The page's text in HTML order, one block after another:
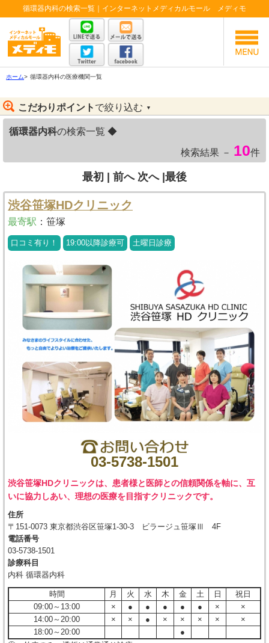
循環器内科の検索一覧｜インターネットメディカルモール メディモ
ホーム> 循環器内科の医療機関一覧
こだわりポイント で絞り込む ▼
循環器内科の検索一覧 ◆
検索結果 － 10件
最初 | 前へ 次へ|最後
渋谷笹塚HDクリニック
最寄駅 ： 笹塚
口コミ有り！ 19:00以降診療可 土曜日診療
03-5738-1501
渋谷笹塚HDクリニックは、患者様と医師との信頼関係を軸に、互
いに協力しあい、理想の医療を目指すクリニックです。
住所
〒151-0073 東京都渋谷区笹塚1-30-3 ビラージュ笹塚Ⅲ 4F
電話番号
03-5738-1501
診療科目
内科 循環器内科
時間 月 火 水 木 金 土 日
祝日
09:00～13:00
× ● ● ● ● ● ×
×
14:00～20:00
× × ● × × × ×
×
18:00～20:00
●